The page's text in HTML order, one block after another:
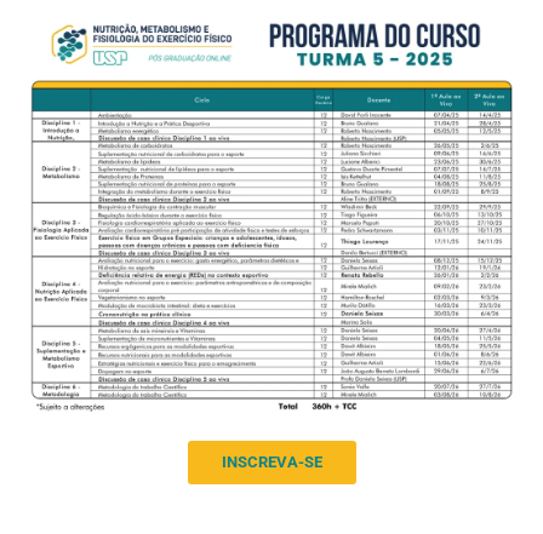
VEJA EM
PROGRAMA.
Ao todo, serão 30 ciclos divididos em 6 disciplinas.